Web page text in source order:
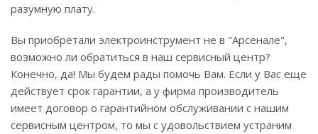
разумную плату.
Вы приобретали электроинструмент не в "Арсенале",
возможно ли обратиться в наш сервисный центр?
Конечно, да! Мы будем рады помочь Вам. Если у Вас еще
действует срок гарантии, а у фирма производитель
имеет договор о гарантийном обслуживании с нашим
сервисным центром, то мы с удовольствием устраним